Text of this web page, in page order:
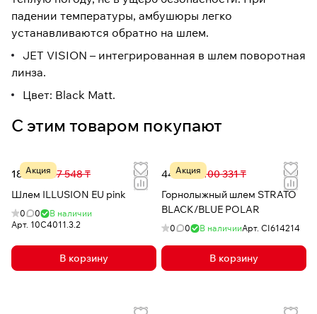
падении температуры, амбушюры легко
устанавливаются обратно на шлем.
JET VISION – интегрированная в шлем поворотная
линза.
Цвет: Black Matt.
С этим товаром покупают
Акция
18 833 ₸ 47 548 ₸
Шлем ILLUSION EU pink
0 0
В наличии
Арт. 10C4011.3.2
В корзину
Акция
44 280 ₸ 100 331 ₸
Горнолыжный шлем STRATO
BLACK/BLUE POLAR
0 0 В наличииАрт. CI614214
В корзину